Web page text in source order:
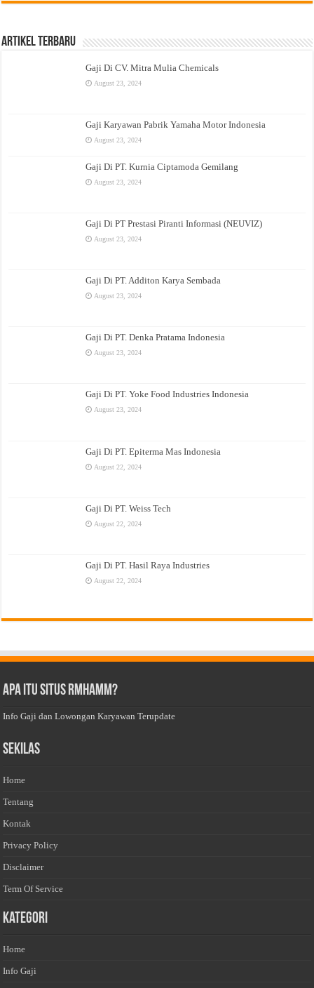
Artikel Terbaru
Gaji Di CV. Mitra Mulia Chemicals
August 23, 2024
Gaji Karyawan Pabrik Yamaha Motor Indonesia
August 23, 2024
Gaji Di PT. Kurnia Ciptamoda Gemilang
August 23, 2024
Gaji Di PT Prestasi Piranti Informasi (NEUVIZ)
August 23, 2024
Gaji Di PT. Additon Karya Sembada
August 23, 2024
Gaji Di PT. Denka Pratama Indonesia
August 23, 2024
Gaji Di PT. Yoke Food Industries Indonesia
August 23, 2024
Gaji Di PT. Epiterma Mas Indonesia
August 22, 2024
Gaji Di PT. Weiss Tech
August 22, 2024
Gaji Di PT. Hasil Raya Industries
August 22, 2024
Apa Itu Situs Rmhamm?
Info Gaji dan Lowongan Karyawan Terupdate
Sekilas
Home
Tentang
Kontak
Privacy Policy
Disclaimer
Term Of Service
Kategori
Home
Info Gaji